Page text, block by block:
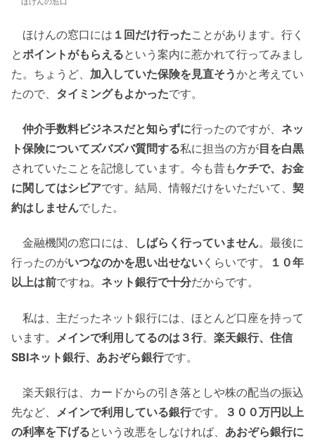
ほけんの窓口には １回だけ行ったことがあります。行く
とポイントがもらえるという案内に惹かれて行ってみまし
た。ちょうど、 加入していた保険を見直そうかと考えてい
たので、 タイミングもよかったです。
仲介手数料ビジネスだと知らずに行ったのですが、 ネッ
ト保険についてズバズバ質問する私に担当の方が目を白黒
されていたことを記憶しています。今も昔もケチで、お金
に関してはシビアです。結局、情報だけをいただいて、 契
約はしませんでした。
金融機関の窓口には、 しばらく行っていません。最後に
行ったのがいつなのかを思い出せない くらいです。
１０年
以上は前ですね。 ネット銀行で十分だからです。
私は、主だったネット銀行には、ほとんど口座を持って
います。
メインで利用してるのは３行。 楽天銀行、住信
SBIネット銀行、あおぞら銀行です。
楽天銀行は、カードからの引き落としや株の配当の振込
先など、 メインで利用している銀行です。
３００万円以上
の利率を下げるという改悪をしなければ、 あおぞら銀行に